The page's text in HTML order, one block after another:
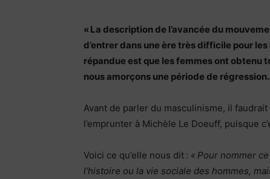
« La description de l’avancée du
d’entrer dans une ère très difficile pour
répandue est que les femmes ont obtenu
nous amorçons une période de régression.
Avant de parler du masculinisme, il
l’emprunter à Michèle Le Doeuff, puisque
Voici ce qu’elle nous dit : « Pour nommer
l’histoire ou la vie sociale des hommes,